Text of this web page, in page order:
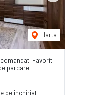
Harta
Favorit,
parcare
de închiriat